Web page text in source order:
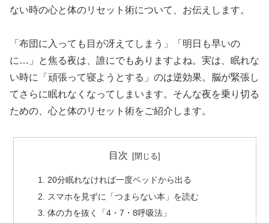
ない時の心と体のリセット術について、お伝えします。
「布団に入っても目が冴えてしまう」「明日も早いの
に…」と焦る夜は、誰にでもありますよね。実は、眠れな
い時に「頑張って寝ようとする」のは逆効果。脳が緊張し
てさらに眠れなくなってしまいます。そんな夜を乗り切る
ための、心と体のリセット術をご紹介します。
目次
1. 20分眠れなければ一度ベッドから出る
2. スマホを見ずに「つまらない本」を読む
3. 体の力を抜く「4・7・8呼吸法」